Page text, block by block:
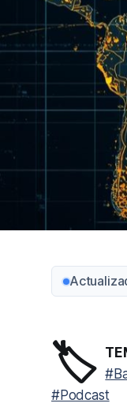
🏷️
#Podcast